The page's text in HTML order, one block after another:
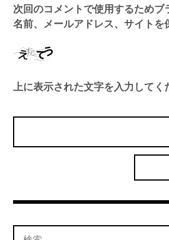
次回のコメントで使用するためブ
名前、メールアドレス、サイトを
上に表示された文字を入力してく